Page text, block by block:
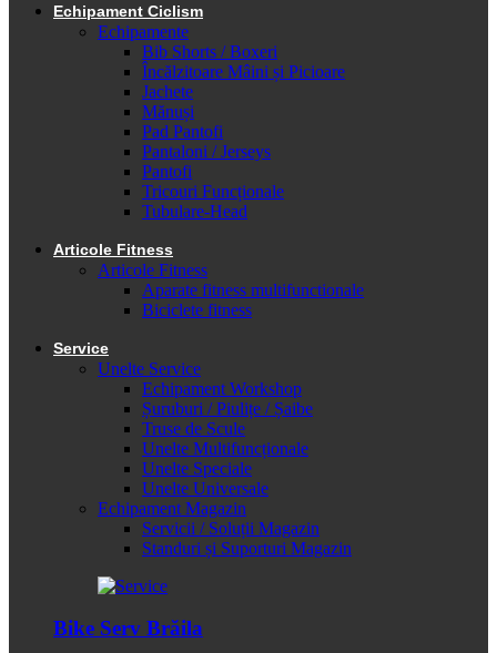
Echipament Ciclism
Echipamente
Bib Shorts / Boxeri
Încălzitoare Mâini și Picioare
Jachete
Mănuși
Pad Pantofi
Pantaloni / Jerseys
Pantofi
Tricouri Funcționale
Tubulare-Head
Articole Fitness
Articole Fitness
Aparate fitness multifunctionale
Biciclete fitness
Service
Unelte Service
Echipament Workshop
Șuruburi / Piulițe / Șaibe
Truse de Scule
Unelte Multifuncționale
Unelte Speciale
Unelte Universale
Echipament Magazin
Servicii / Soluții Magazin
Standuri și Suporturi Magazin
Bike Serv Brăila